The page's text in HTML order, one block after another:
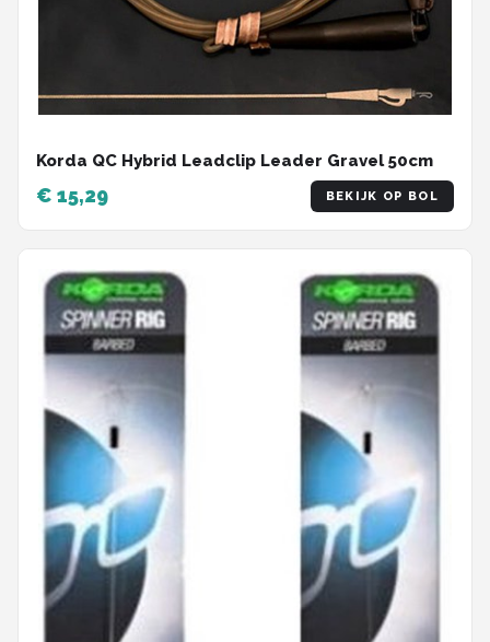
Korda QC Hybrid Leadclip Leader Gravel 50cm
€ 15,29 BEKIJK OP BOL